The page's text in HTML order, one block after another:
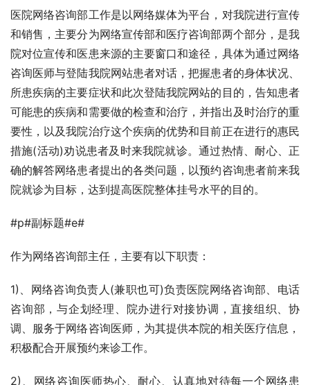
医院网络咨询部工作是以网络媒体为平台，对我院进行宣传
和销售，主要分为网络宣传部和医疗咨询部两个部分，是我
院对位宣传和医患来源的主要窗口和途径，具体为通过网络
咨询医师与登陆我院网站患者对话，把握患者的身体状况、
所患疾病的主要症状和此次登陆我院网站的目的，告知患者
可能患的疾病和需要做的检查和治疗，并指出及时治疗的重
要性，以及我院治疗这个疾病的优势和目前正在进行的惠民
措施(活动)劝说患者及时来我院就诊。通过热情、耐心、正
确的解答网络患者提出的各类问题，以预约咨询患者前来我
院就诊为目标，达到提高医院整体挂号水平的目的。
#p#副标题#e#
作为网络咨询部主任，主要有以下职责：
1)、网络咨询负责人(兼职也可)负责医院网络咨询部、电话
咨询部，与企划经理、院办进行对接协调，直接组织、协
调、服务于网络咨询医师，为其提供本院的相关医疗信息，
积极配合开展预约来诊工作。
2)、网络咨询医师热心、耐心、认真地对待每一个网络患